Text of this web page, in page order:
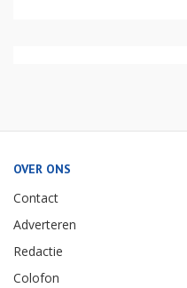
OVER ONS
Contact
Adverteren
Redactie
Colofon